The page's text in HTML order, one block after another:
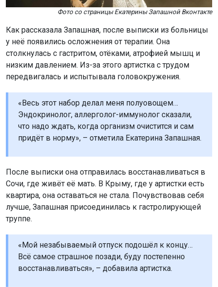
Фото со страницы Екатерины Запашной Вконтакте
Как рассказалa Запашная, после выписки из больницы
у неё появились осложнения от терапии. Она
столкнулась с гастритом, отёками, атрофией мышц и
низким давлением. Из-за этого артистка с трудом
передвигалась и испытывала головокружения.
«Весь этот набор делал меня полуовощем…
Эндокринолог, аллерголог-иммунолог сказали,
что надо ждать, когда организм очистится и сам
придёт в норму», – отметила Екатерина Запашная.
После выписки она отправилась восстанавливаться в
Сочи, где живёт её мать. В Крыму, где у артистки есть
квартира, она оставаться не стала. Почувствовав себя
лучше, Запашная присоединилась к гастролирующей
труппе.
«Мой незабываемый отпуск подошёл к концу…
Всё самое страшное позади, буду постепенно
восстанавливаться», – добавила артистка.